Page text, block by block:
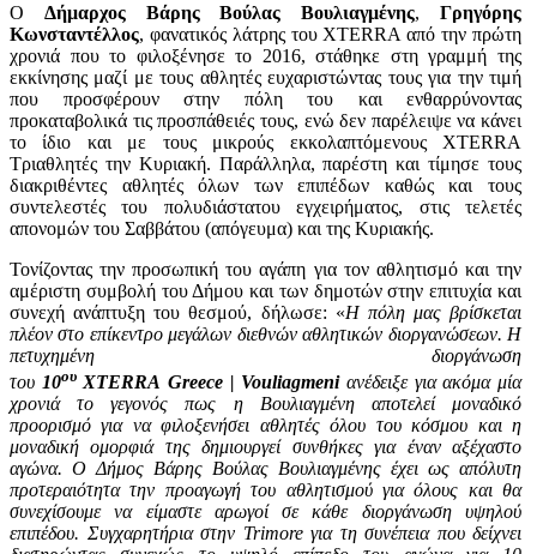
Ο Δήμαρχος Βάρης Βούλας Βουλιαγμένης,Γρηγόρης
Κωνσταντέλλος, φανατικός λάτρης του XTERRA από την πρώτη
χρονιά που το φιλοξένησε το 2016, στάθηκε στη γραμμή της
εκκίνησης μαζί με τους αθλητές ευχαριστώντας τους για την τιμή
που προσφέρουν στην πόλη του και ενθαρρύνοντας
προκαταβολικά τις προσπάθειές τους, ενώ δεν παρέλειψε να κάνει
το ίδιο και με τους μικρούς εκκολαπτόμενους XTERRA
Τριαθλητές την Κυριακή. Παράλληλα, παρέστη και τίμησε τους
διακριθέντες αθλητές όλων των επιπέδων καθώς και τους
συντελεστές του πολυδιάστατου εγχειρήματος, στις τελετές
απονομών του Σαββάτου (απόγευμα) και της Κυριακής.
Τονίζοντας την προσωπική του αγάπη για τον αθλητισμό και την
αμέριστη συμβολή του Δήμου και των δημοτών στην επιτυχία και
συνεχή ανάπτυξη του θεσμού, δήλωσε: «Η πόλη μας βρίσκεται
πλέον στο επίκεντρο μεγάλων διεθνών αθλητικών διοργανώσεων. Η
πετυχημένη διοργάνωση
του 10ου XTERRA Greece | Vouliagmeni ανέδειξε για ακόμα μία
χρονιά το γεγονός πως η Βουλιαγμένη αποτελεί μοναδικό
προορισμό για να φιλοξενήσει αθλητές όλου του κόσμου και η
μοναδική ομορφιά της δημιουργεί συνθήκες για έναν αξέχαστο
αγώνα. Ο Δήμος Βάρης Βούλας Βουλιαγμένης έχει ως απόλυτη
προτεραιότητα την προαγωγή του αθλητισμού για όλους και θα
συνεχίσουμε να είμαστε αρωγοί σε κάθε διοργάνωση υψηλού
επιπέδου. Συγχαρητήρια στην Trimoreγια τη συνέπεια που δείχνει